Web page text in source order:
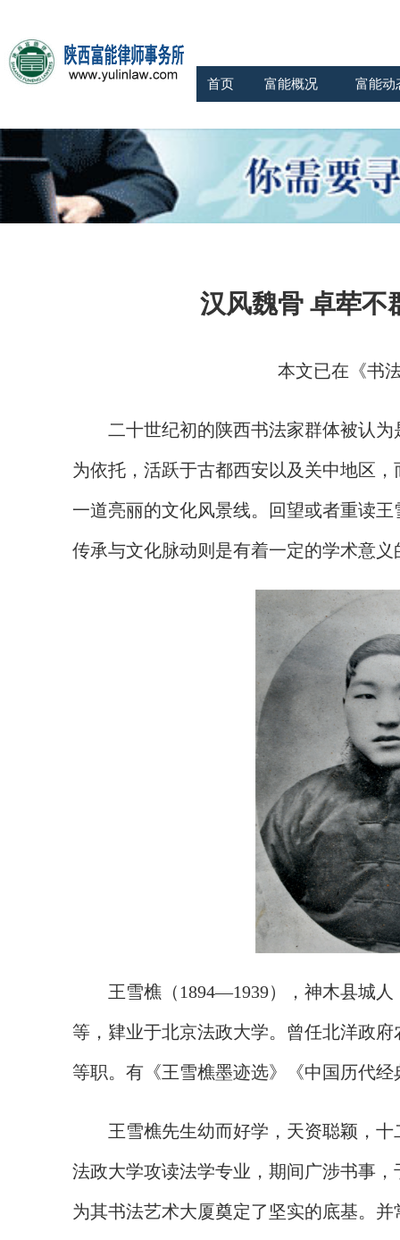
首页 富能概况 富能动
汉风魏骨 卓荦不
本文已在《书
二十世纪初的陕西书法家群体被认为
为依托，活跃于古都西安以及关中地区
一道亮丽的文化风景线。回望或者重读
传承与文化脉动则是有着一定的学术意义
王雪樵（1894—1939），神木县城
等，肄业于北京法政大学。曾任北洋政
等职。有《王雪樵墨迹选》《中国历代
王雪樵先生幼而好学，天资聪颖，
法政大学攻读法学专业，期间广涉书事
为其书法艺术大厦奠定了坚实的底基。